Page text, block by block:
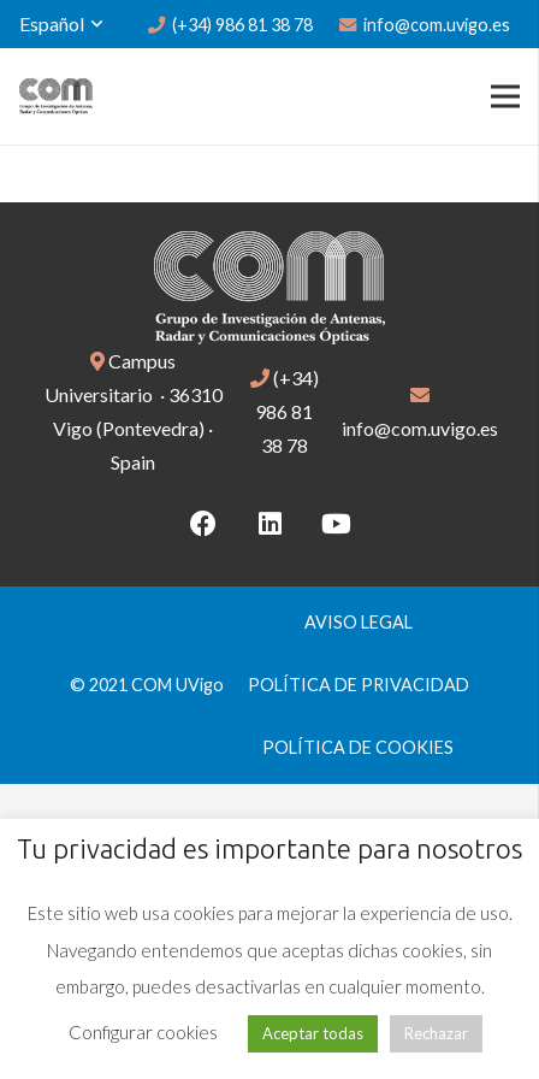
Español (+34) 986 81 38 78 info@com.uvigo.es
Campus
Universitario · 36310
Vigo (Pontevedra) ·
Spain
(+34)
986 81
38 78
info@com.uvigo.es
© 2021 COM UVigo
AVISO LEGAL
POLÍTICA DE PRIVACIDAD
POLÍTICA DE COOKIES
Tu privacidad es importante para nosotros
Este sitio web usa cookies para mejorar la experiencia de uso.
Navegando entendemos que aceptas dichas cookies, sin
embargo, puedes desactivarlas en cualquier momento.
Configurar cookies Aceptar todas Rechazar